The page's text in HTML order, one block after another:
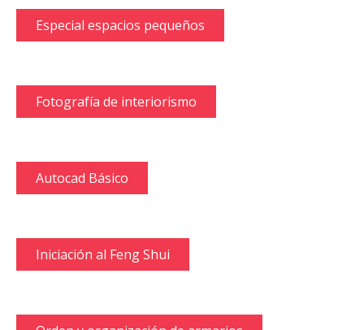
Especial espacios pequeños
Fotografía de interiorismo
Autocad Básico
Iniciación al Feng Shui